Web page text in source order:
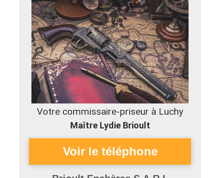
Votre commissaire-priseur à Luchy
Maître Lydie Brioult